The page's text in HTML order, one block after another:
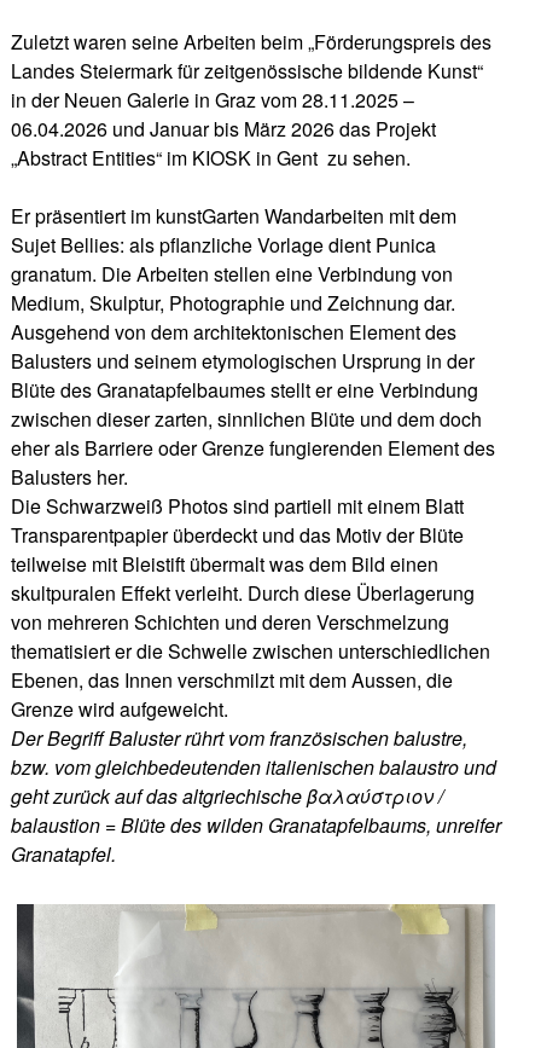
Zuletzt waren seine Arbeiten beim „Förderungspreis des
Landes Steiermark für zeitgenössische bildende Kunst“
in der Neuen Galerie in Graz vom 28.11.2025 –
06.04.2026 und Januar bis März 2026 das Projekt
„Abstract Entities“ im KIOSK in Gent zu sehen.
Er präsentiert im kunstGarten Wandarbeiten mit dem
Sujet Bellies: als pflanzliche Vorlage dient Punica
granatum. Die Arbeiten stellen eine Verbindung von
Medium, Skulptur, Photographie und Zeichnung dar.
Ausgehend von dem architektonischen Element des
Balusters und seinem etymologischen Ursprung in der
Blüte des Granatapfelbaumes stellt er eine Verbindung
zwischen dieser zarten, sinnlichen Blüte und dem doch
eher als Barriere oder Grenze fungierenden Element des
Balusters her.
Die Schwarzweiß Photos sind partiell mit einem Blatt
Transparentpapier überdeckt und das Motiv der Blüte
teilweise mit Bleistift übermalt was dem Bild einen
skultpuralen Effekt verleiht. Durch diese Überlagerung
von mehreren Schichten und deren Verschmelzung
thematisiert er die Schwelle zwischen unterschiedlichen
Ebenen, das Innen verschmilzt mit dem Aussen, die
Grenze wird aufgeweicht.
Der Begriff Baluster rührt vom französischen balustre,
bzw. vom gleichbedeutenden italienischen balaustro und
geht zurück auf das altgriechische βαλαύστριον /
balaustion = Blüte des wilden Granatapfelbaums, unreifer
Granatapfel.